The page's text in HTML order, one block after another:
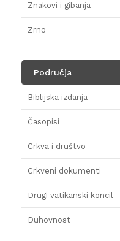
Znakovi i gibanja
Zrno
Područja
Biblijska izdanja
Časopisi
Crkva i društvo
Crkveni dokumenti
Drugi vatikanski koncil
Duhovnost